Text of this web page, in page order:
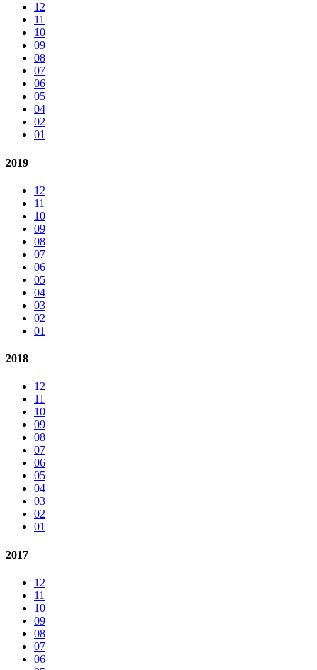
12
11
10
09
08
07
06
05
04
02
01
2019
12
11
10
09
08
07
06
05
04
03
02
01
2018
12
11
10
09
08
07
06
05
04
03
02
01
2017
12
11
10
09
08
07
06